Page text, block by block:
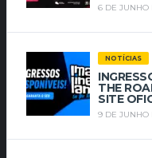
6 DE JUNHO
NOTÍCIAS
THE
SITE
9 DE JUNHO